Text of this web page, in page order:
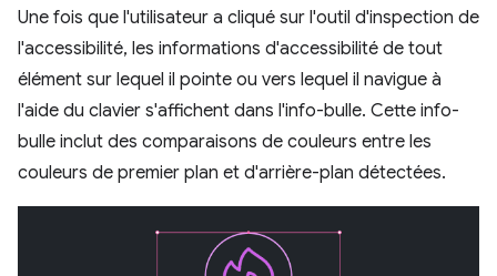
Une fois que l'utilisateur a cliqué sur l'outil d'inspection de
l'accessibilité, les informations d'accessibilité de tout
élément sur lequel il pointe ou vers lequel il navigue à
l'aide du clavier s'affichent dans l'info-bulle. Cette info-
bulle inclut des comparaisons de couleurs entre les
couleurs de premier plan et d'arrière-plan détectées.